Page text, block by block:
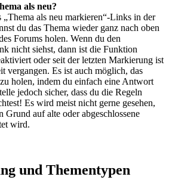
als neu?
als neu markieren“-Links in der
du das Thema wieder ganz nach oben
Forums holen. Wenn du den
nicht siehst, dann ist die Funktion
oder seit der letzten Markierung ist
vergangen. Es ist auch möglich, das
holen, indem du einfach eine Antwort
jedoch sicher, dass du die Regeln
Es wird meist nicht gerne gesehen,
Grund auf alte oder abgeschlossene
wird.
und Thementypen